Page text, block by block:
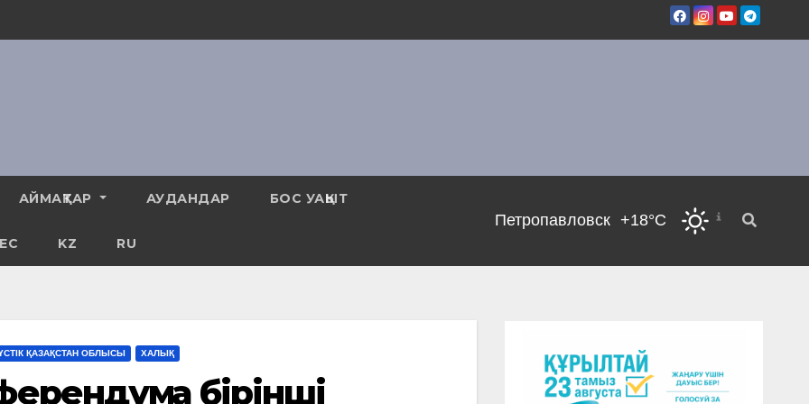
АЙМАҚТАР АУДАНДАР БОС УАҚЫТ
KZ RU
Петропавловск +18°C
ҚАЗАҚСТАН ОБЛЫСЫ ХАЛЫҚ
бірінші